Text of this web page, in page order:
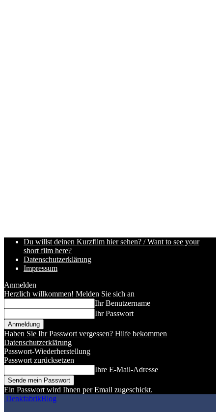
Du willst deinen Kurzfilm hier sehen? / Want to see your
short film here?
Datenschutzerklärung
Impressum
Anmelden
Herzlich willkommen! Melden Sie sich an
Ihr Benutzername
Ihr Passwort
Haben Sie Ihr Passwort vergessen? Hilfe bekommen
Datenschutzerklärung
Passwort-Wiederherstellung
Passwort zurücksetzen
Ihre E-Mail-Adresse
Ein Passwort wird Ihnen per Email zugeschickt.
DenkfabrikBlog